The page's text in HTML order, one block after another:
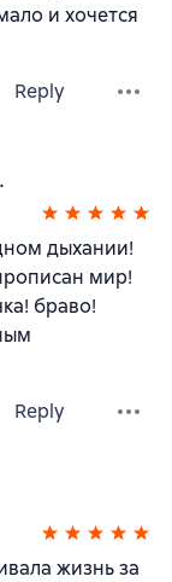
и хочется
Reply
дыхании!
мир!
браво!
Reply
жизнь за